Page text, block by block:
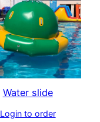
Water slide
Login to order